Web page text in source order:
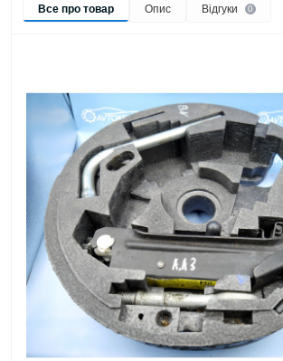
Все про товар Опис Відгуки 0